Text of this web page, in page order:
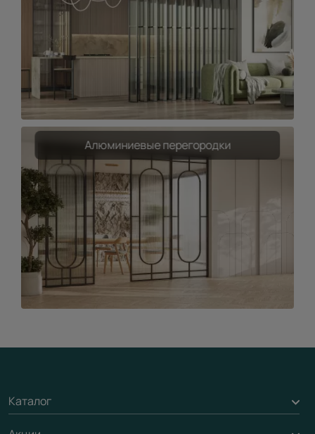
Алюминиевые перегородки
Каталог